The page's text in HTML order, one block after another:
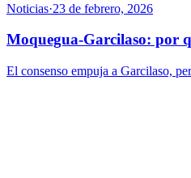
Noticias·23 de febrero, 2026
Moquegua-Garcilaso: por
El consenso empuja a Garcilaso,